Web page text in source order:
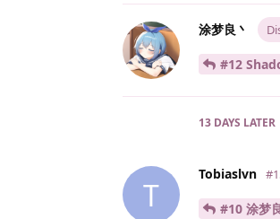
涂梦良丶
#12
13 DAYS LATER
T
Tobiaslvn
#10 涂梦